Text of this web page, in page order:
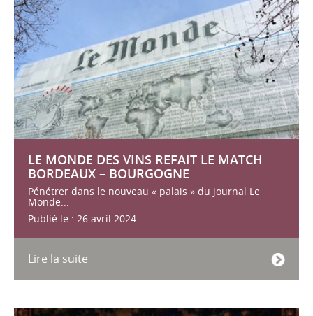
LE MONDE DES VINS REFAIT LE MATCH
BORDEAUX – BOURGOGNE
Pénétrer dans le nouveau « palais » du journal Le
Monde...
Publié le : 26 avril 2024
Lire la suite